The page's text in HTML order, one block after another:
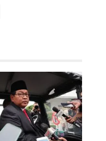
kejahatan